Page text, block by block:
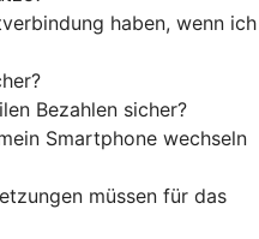
haben, wenn ich
Bezahlen sicher?
Smartphone wechseln
müssen für das